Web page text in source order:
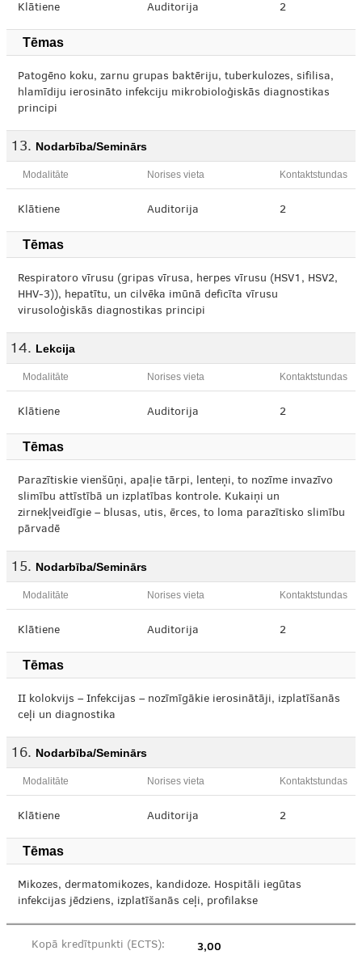
Klātiene Auditorija 2
Tēmas
Patogēno koku, zarnu grupas baktēriju, tuberkulozes, sifilisa,
hlamīdiju ierosināto infekciju mikrobioloģiskās diagnostikas
principi
Nodarbība/Seminārs
Modalitāte Norises vieta Kontaktstundas
Klātiene Auditorija 2
Tēmas
Respiratoro vīrusu (gripas vīrusa, herpes vīrusu (HSV1, HSV2,
HHV-3)), hepatītu, un cilvēka imūnā deficīta vīrusu
virusoloģiskās diagnostikas principi
Lekcija
Modalitāte Norises vieta Kontaktstundas
Klātiene Auditorija 2
Tēmas
Parazītiskie vienšūņi, apaļie tārpi, lenteņi, to nozīme invazīvo
slimību attīstībā un izplatības kontrole. Kukaiņi un
zirnekļveidīgie – blusas, utis, ērces, to loma parazītisko slimību
pārvadē
Nodarbība/Seminārs
Modalitāte Norises vieta Kontaktstundas
Klātiene Auditorija 2
Tēmas
II kolokvijs – Infekcijas – nozīmīgākie ierosinātāji, izplatīšanās
ceļi un diagnostika
Nodarbība/Seminārs
Modalitāte Norises vieta Kontaktstundas
Klātiene Auditorija 2
Tēmas
Mikozes, dermatomikozes, kandidoze. Hospitāli iegūtas
infekcijas jēdziens, izplatīšanās ceļi, profilakse
Kopā kredītpunkti (ECTS): 3,00